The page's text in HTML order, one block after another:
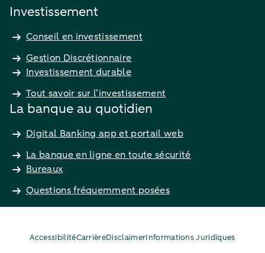
Investissement
Conseil en investissement
Gestion Discrétionnaire
Investissement durable
Tout savoir sur l’investissement
La banque au quotidien
Digital Banking app et portail web
La banque en ligne en toute sécurité
Bureaux
Questions fréquemment posées
AccessibilitéCarrièreDisclaimerInformations Juridiques